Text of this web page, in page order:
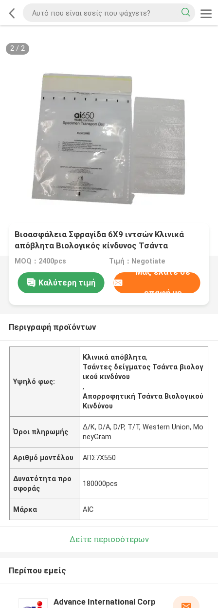
2/ 2
Βιοασφάλεια Σφραγίδα 6X9 ιντσών Κλινικά
απόβλητα Βιολογικός κίνδυνος Τσάντα
δείγματος με απορροφητικό πακέτο
MOQ：2400pcs Τιμή：Negotiate
Καλύτερη τιμή
Μας ελάτε σε
επαφή με
Περιγραφή προϊόντων
Υψηλό φως:
Κλινικά απόβλητα,
Τσάντες δείγματος Τσάντα βιολογ
ικού κινδύνου
,
Απορροφητική Τσάντα Βιολογικού
Κινδύνου
Όροι πληρωμής
Δ/Κ, D/Α, D/P, T/T, Western Union, Mo
neyGram
Αριθμό μοντέλου ΑΠΣ7X550
Δυνατότητα προ
σφοράς
180000pcs
Μάρκα AIC
Δείτε περισσότερων
Περίπου εμείς
Advance International Corp